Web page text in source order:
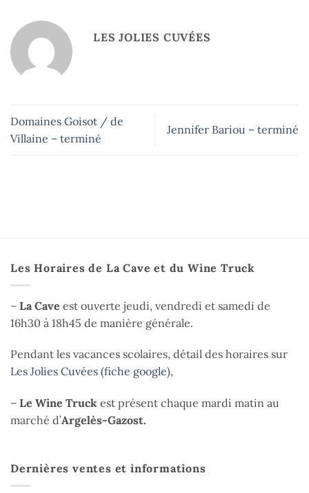
LES JOLIES CUVÉES
Domaines Goisot / de
Villaine – terminé
Jennifer Bariou – terminé
Les Horaires de La Cave et du Wine Truck
– La Cave est ouverte jeudi, vendredi et samedi de
16h30 à 18h45 de manière générale.
Pendant les vacances scolaires, détail des horaires sur
Les Jolies Cuvées (fiche google),
– Le Wine Truck est présent chaque mardi matin au
marché d’Argelès-Gazost.
Dernières ventes et informations